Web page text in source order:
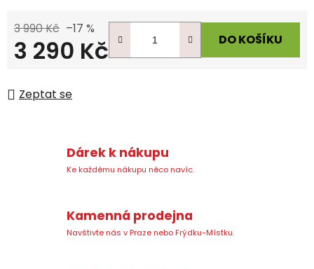
3 990 Kč –17 %
3 290 Kč DO KOŠÍKU
Zeptat se
Dárek k nákupu
Ke každému nákupu něco navíc.
Kamenná prodejna
Navštivte nás v Praze nebo Frýdku-Místku.